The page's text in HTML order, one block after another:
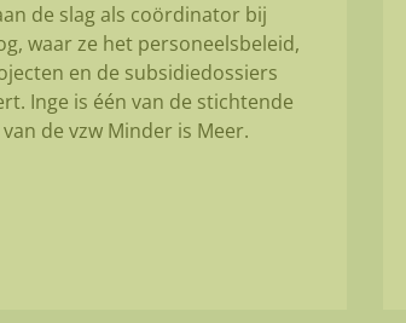
de slag als coördinator bij
waar ze het personeelsbeleid,
en de subsidiedossiers
Inge is één van de stichtende
de vzw Minder is Meer.